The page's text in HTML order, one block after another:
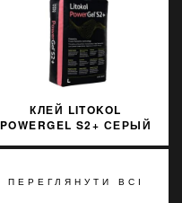
КЛЕЙ LITOKOL
POWERGEL S2+ СЕРЫЙ
ПЕРЕГЛЯНУТИ ВСІ